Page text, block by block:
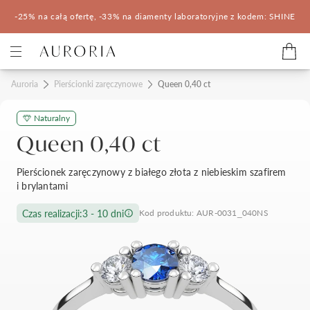
-25% na całą ofertę, -33% na diamenty laboratoryjne z kodem: SHINE
Kategorie
Pierścionki zaręczynowe
Pomocne
Salon Auroria Arkadia
Korzyści z zakupu
Auroria Pierścionki zaręczynowe Queen 0,40 ct
Naturalny
Queen 0,40 ct
Pierścionek zaręczynowy z białego złota z niebieskim szafirem
i brylantami
Czas realizacji:3 - 10 dni Kod produktu: AUR-0031_040NS